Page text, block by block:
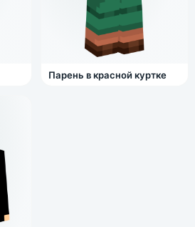
Парень в красной куртке